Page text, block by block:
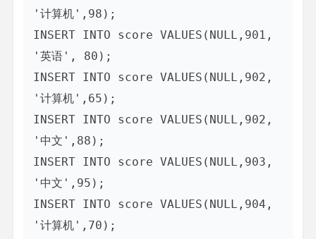
'计算机',98);
INSERT INTO score VALUES(NULL,901,
'英语', 80);
INSERT INTO score VALUES(NULL,902,
'计算机',65);
INSERT INTO score VALUES(NULL,902,
'中文',88);
INSERT INTO score VALUES(NULL,903,
'中文',95);
INSERT INTO score VALUES(NULL,904,
'计算机',70);